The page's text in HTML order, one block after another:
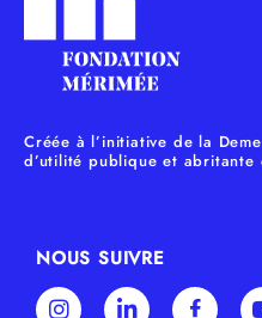
Créée à l’initiative de la
d’utilité publique et abritante
NOUS SUIVRE